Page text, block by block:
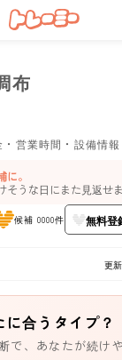
布
営業時間・設備情報
。
うな日にまた見返せま
候補 0000件 無料登
更
合うタイプ？
で、あなたが続け